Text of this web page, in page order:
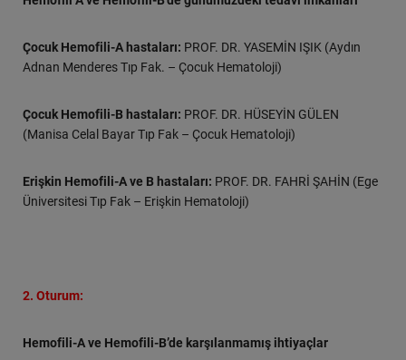
Çocuk Hemofili-A hastaları: PROF. DR. YASEMİN IŞIK (Aydın
Adnan Menderes Tıp Fak. – Çocuk Hematoloji)
Çocuk Hemofili-B hastaları: PROF. DR. HÜSEYİN GÜLEN
(Manisa Celal Bayar Tıp Fak – Çocuk Hematoloji)
Erişkin Hemofili-A ve B hastaları: PROF. DR. FAHRİ ŞAHİN (Ege
Üniversitesi Tıp Fak – Erişkin Hematoloji)
2. Oturum:
Hemofili-A ve Hemofili-B’de karşılanmamış ihtiyaçlar